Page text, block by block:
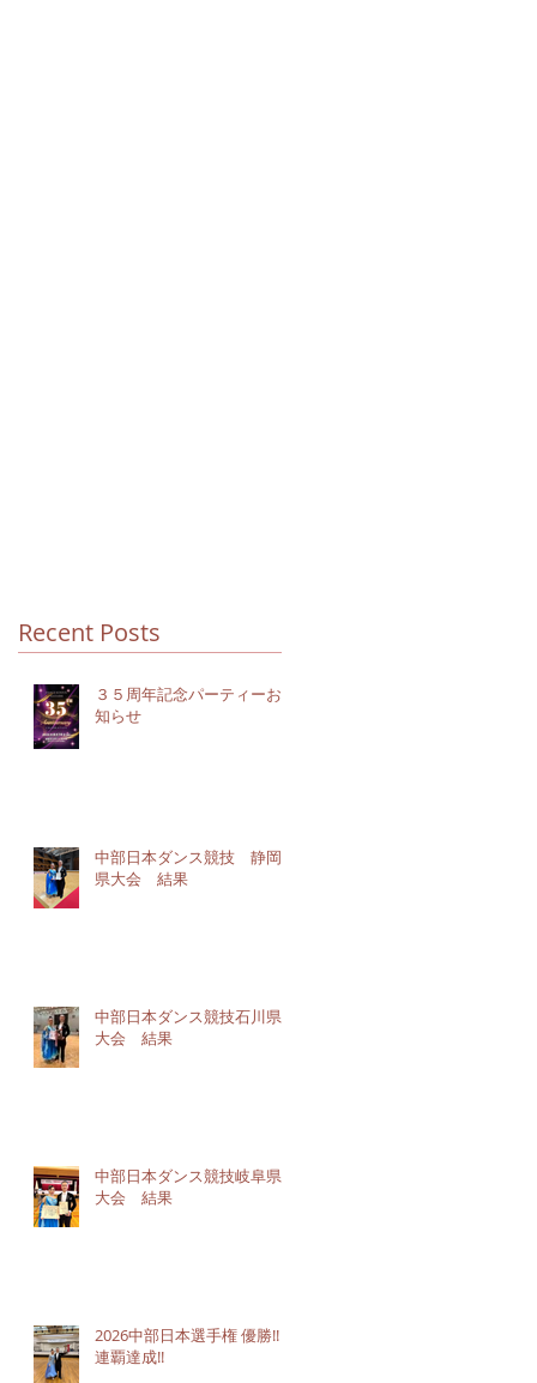
Recent Posts
３５周年記念パーティーお
知らせ
中部日本ダンス競技 静岡
県大会 結果
中部日本ダンス競技石川県
大会 結果
中部日本ダンス競技岐阜県
大会 結果
2026中部日本選手権 優勝!!３
連覇達成!!